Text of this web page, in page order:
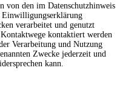
von den im Datenschutzhinweis
Einwilligungserklärung
verarbeitet und genutzt
kontaktiert werden
Verarbeitung und Nutzung
Zwecke jederzeit und
kann.